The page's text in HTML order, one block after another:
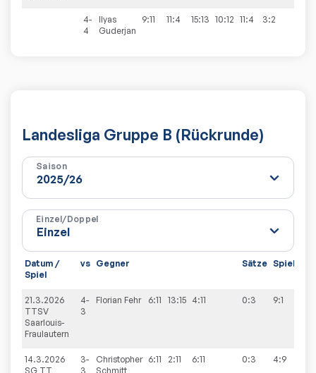
4-
4
Ilyas
Guderjan
9:11 11:4 15:13 10:12 11:4 3:2
Landesliga Gruppe B (Rückrunde)
Saison
Einzel/Doppel
Datum /
Spiel
vs Gegner Sätze Spiele
21.3.2026
TTSV
Saarlouis-
Fraulautern
4-
3
Florian Fehr 6:11 13:15 4:11 0:3 9:1
14.3.2026
SG TT
3-
3
Christopher
Schmitt
6:11 2:11 6:11 0:3 4:9